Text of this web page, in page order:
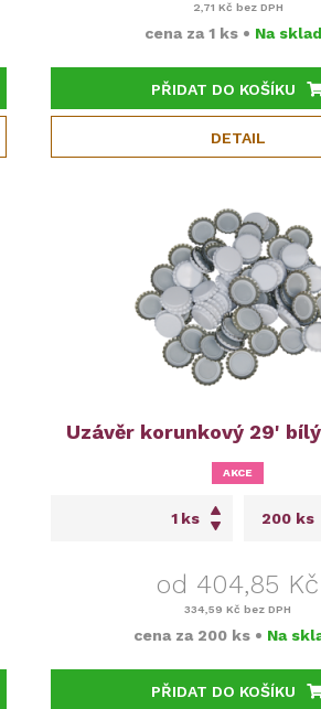
2,71 Kč bez DPH
cena za1 ks • Na
PŘIDAT DO KOŠÍKU
DETAIL
Uzávěr korunkový 29'
ks
od 404,85 Kč
334,59 Kč bez DPH
cena za 200 ks • Na
AKCE
PŘIDAT DO KOŠÍKU